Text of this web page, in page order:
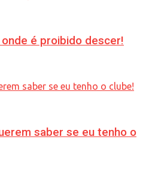
é proibido descer!
saber se eu tenho o